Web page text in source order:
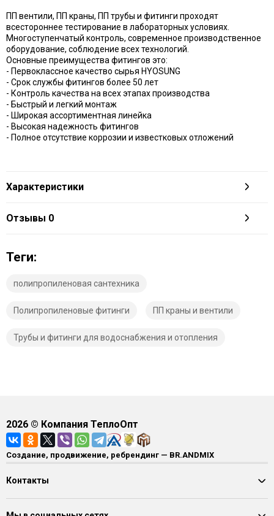
ПП вентили, ПП краны, ПП трубы и фитинги проходят
всестороннее тестирование в лабораторных условиях.
Многоступенчатый контроль, современное производственное
оборудование, соблюдение всех технологий.
Основные преимущества фитингов это:
- Первоклассное качество сырья HYOSUNG
- Срок службы фитингов более 50 лет
- Контроль качества на всех этапах производства
- Быстрый и легкий монтаж
- Широкая ассортиментная линейка
- Высокая надежность фитингов
- Полное отсутствие коррозии и известковых отложений
Характеристики
Отзывы 0
Теги:
полипропиленовая сантехника
Полипропиленовые фитинги ПП краны и вентили
Трубы и фитинги для водоснабжения и отопления
2026© Компания ТеплоОпт
Создание, продвижение, ребрендинг — BR.ANDMIX
Контакты